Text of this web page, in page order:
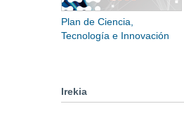
Plan de Ciencia,
Tecnología e Innovación
Irekia